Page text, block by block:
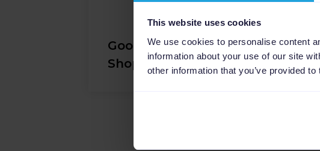
This website uses cookies
We use cookies to personalise content
information about your use of our site
other information that you’ve provided
Google
Shopping
(Pro)